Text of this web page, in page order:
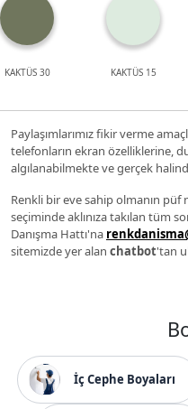
KAKTÜS 30 KAKTÜS 15
Paylaşımlarımız fikir verme
telefonların ekran özelliklerine,
algılanabilmekte ve gerçek
Renkli bir eve sahip olmanın püf
seçiminde aklınıza takılan tüm
Danışma Hattı'na
sitemizde yer alan chatbot'tan
İç Cephe Boyaları